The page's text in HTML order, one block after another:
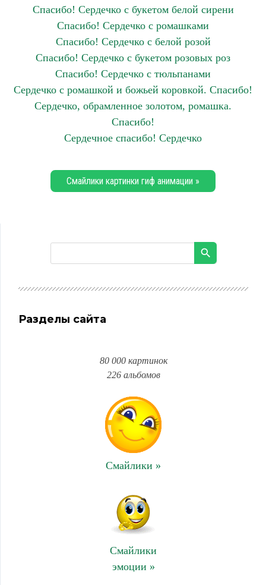
Спасибо! Сердечко с букетом белой сирени
Спасибо! Сердечко с ромашками
Спасибо! Сердечко с белой розой
Спасибо! Сердечко с букетом розовых роз
Спасибо! Сердечко с тюльпанами
Сердечко с ромашкой и божьей коровкой. Спасибо!
Сердечко, обрамленное золотом, ромашка.
Спасибо!
Сердечное спасибо! Сердечко
Смайлики картинки гиф анимации »
Разделы сайта
80 000 картинок
226 альбомов
Смайлики »
Смайлики
эмоции »